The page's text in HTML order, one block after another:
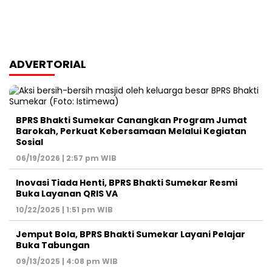
ADVERTORIAL
BPRS Bhakti Sumekar Canangkan Program Jumat
Barokah, Perkuat Kebersamaan Melalui Kegiatan
Sosial
06/19/2026 | 2:57 pm WIB
Inovasi Tiada Henti, BPRS Bhakti Sumekar Resmi
Buka Layanan QRIS VA
10/22/2025 | 1:51 pm WIB
Jemput Bola, BPRS Bhakti Sumekar Layani Pelajar
Buka Tabungan
09/13/2025 | 4:08 pm WIB